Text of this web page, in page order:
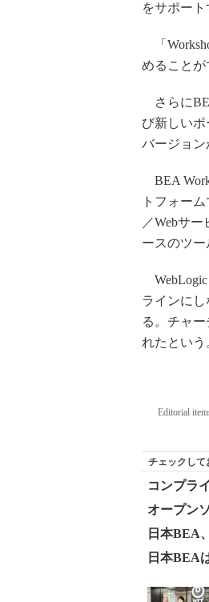
をサポート
「
めることが
さらに
び新しいポ
バージョン
BEA
トフォー
／Webサ
ースのツー
WebLogic
ラインに
る。チャ
れたという
Editorial
チェックして
コンプラ
オープン
日本BEA
日本BEA